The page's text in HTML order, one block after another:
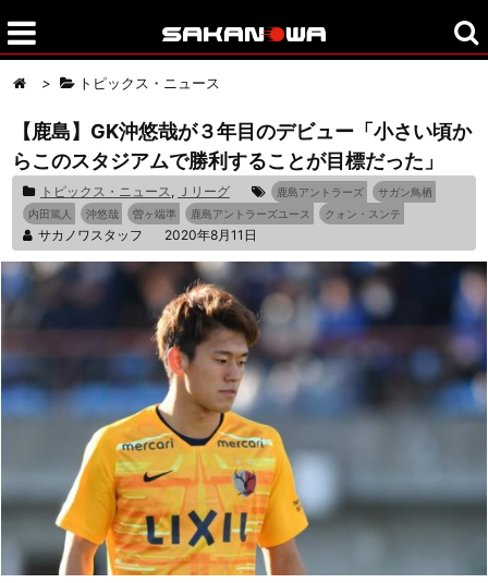
> トピックス・ニュース
【鹿島】GK沖悠哉が３年目のデビュー「小さい頃か
らこのスタジアムで勝利することが目標だった」
トピックス・ニュース, Ｊリーグ 鹿島アントラーズ
サガン鳥栖
内田篤人
沖悠哉 曽ヶ端準 鹿島アントラーズユース クォン・スンテ
サカノワスタッフ 2020年8月11日